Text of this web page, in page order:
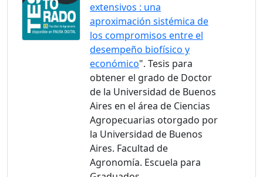
extensivos : una
aproximación sistémica de
los compromisos entre el
desempeño biofísico y
económico". Tesis para
obtener el grado de Doctor
de la Universidad de Buenos
Aires en el área de Ciencias
Agropecuarias otorgado por
la Universidad de Buenos
Aires. Facultad de
Agronomía. Escuela para